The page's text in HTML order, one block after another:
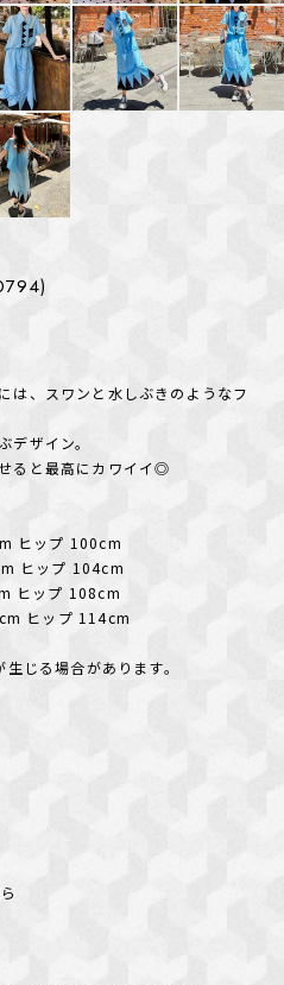
は、スワンと水しぶきのようなフ
デザイン。
ると最高にカワイイ◎
ヒップ 100cm
ヒップ 104cm
ヒップ 108cm
ヒップ 114cm
じる場合があります。